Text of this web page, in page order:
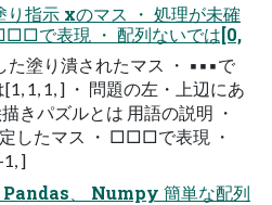
り指示 xのマス ・ 処理が未確
で表現 ・ 配列ないでは[0,
た塗り潰されたマス ・ ▪▪▪で
1, 1, ] ・ 問題の左・上辺にあ
きパズルとは 用語の説明 ・
したマス ・ □□□で表現 ・
]
Pandas、 Numpy 簡単な配列